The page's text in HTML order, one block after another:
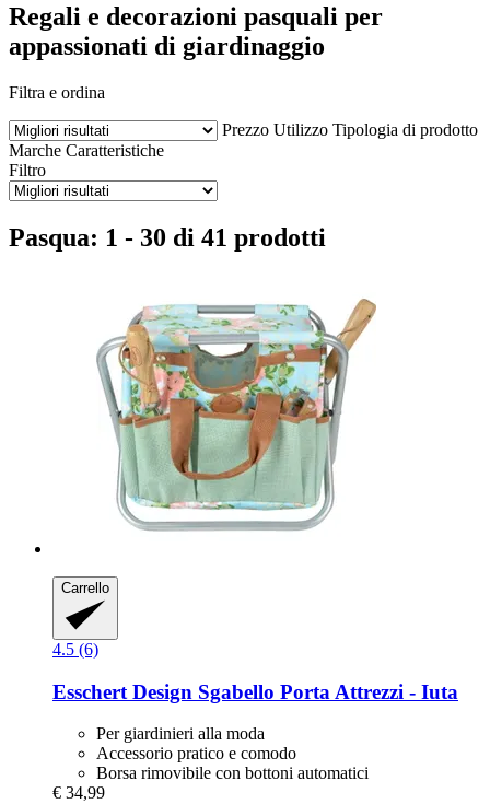
Regali e decorazioni pasquali per
appassionati di giardinaggio
Filtra e ordina
Prezzo Utilizzo Tipologia di prodotto
Marche Caratteristiche
Filtro
Pasqua: 1 - 30 di 41 prodotti
Carrello
4.5 (6)
Esschert Design Sgabello Porta Attrezzi -​ Iuta
Per giardinieri alla moda
Accessorio pratico e comodo
Borsa rimovibile con bottoni automatici
€ 34,99